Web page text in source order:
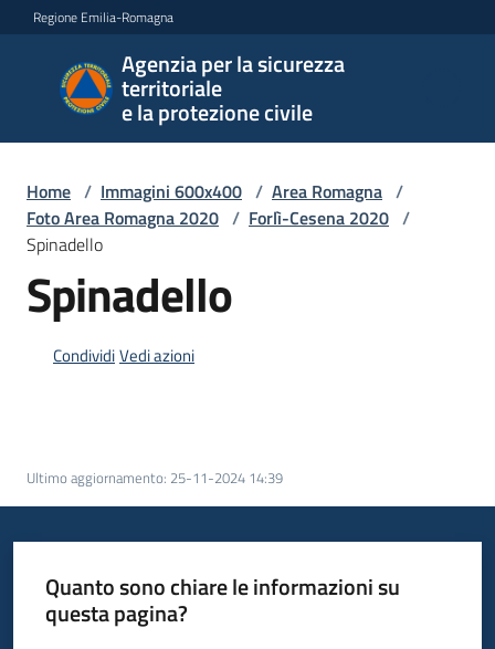
Vai al contenuto
Vai alla navigazione
Vai al footer
Regione Emilia-Romagna
Agenzia per la sicurezza
territoriale
e la protezione civile
Agenzia
per la
sicurezza
e la
protezione
civile
Argomenti
Leggi
Atti
Bandi
Home / Immagini 600x400 / Area Romagna /
Foto Area Romagna 2020 / Forlì-Cesena 2020 /
Spinadello
Spinadello
CondividiVedi azioni
Ultimo aggiornamento: 25-11-2024 14:39
Quanto sono chiare le informazioni su
questa pagina?